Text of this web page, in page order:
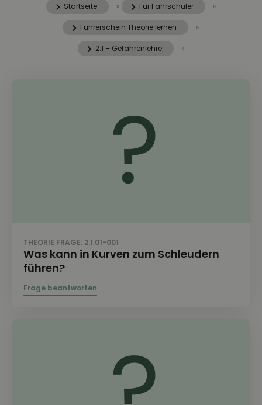
Startseite » Für Fahrschüler »
Führerschein Theorie lernen »
2.1 – Gefahrenlehre »
THEORIE FRAGE: 2.1.01-001
Was kann in Kurven zum Schleudern
führen?